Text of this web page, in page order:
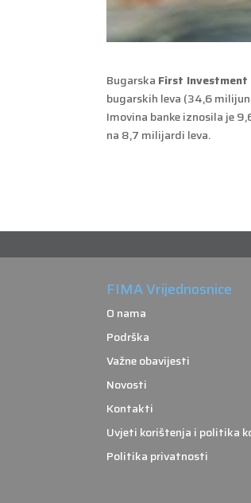
Bugarska First Investment
bugarskih leva (34,6
Imovina banke iznosila je
na 8,7 milijardi leva.
FIMA Vrijednosnice
O nama
Podrška
Važne obavijesti
Novosti
Kontakti
Uvjeti korištenja i politika
Politika privatnosti